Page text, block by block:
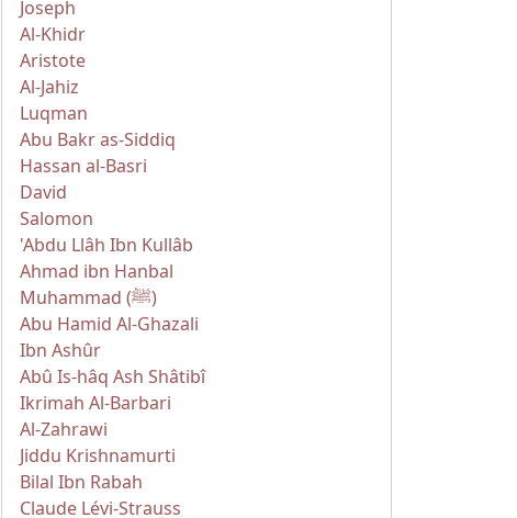
Joseph
Al-Khidr
Aristote
Al-Jahiz
Luqman
Abu Bakr as-Siddiq
Hassan al-Basri
David
Salomon
'Abdu Llâh Ibn Kullâb
Ahmad ibn Hanbal
Muhammad (ﷺ)
Abu Hamid Al-Ghazali
Ibn Ashûr
Abû Is-hâq Ash Shâtibî
Ikrimah Al-Barbari
Al-Zahrawi
Jiddu Krishnamurti
Bilal Ibn Rabah
Claude Lévi-Strauss